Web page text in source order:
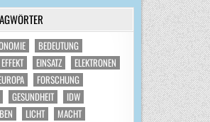
BEDEUTUNG
EFFEKT EINSATZ
ELEKTRONEN
FORSCHUNG
GESUNDHEIT
IDW
LICHT
MACHT